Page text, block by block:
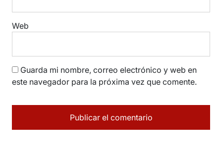
Web
Guarda mi nombre, correo electrónico y web en
este navegador para la próxima vez que comente.